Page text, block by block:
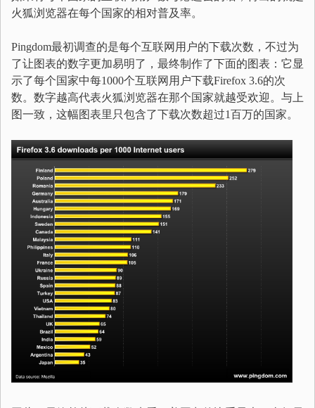
火狐浏览器在每个国家的相对普及率。
Pingdom最初调查的是每个互联网用户的下载次数，不过为
了让图表的数字更加易明了，最终制作了下面的图表：它显
示了每个国家中每1000个互联网用户下载Firefox 3.6的次
数。数字越高代表火狐浏览器在那个国家就越受欢迎。与上
图一致，这幅图表里只包含了下载次数超过1百万的国家。